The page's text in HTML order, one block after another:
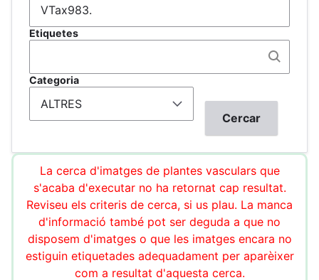
Etiquetes
Categoria
La cerca d'imatges de plantes vasculars que
s'acaba d'executar no ha retornat cap resultat.
Reviseu els criteris de cerca, si us plau. La manca
d'informació també pot ser deguda a que no
disposem d'imatges o que les imatges encara no
estiguin etiquetades adequadament per aparèixer
com a resultat d'aquesta cerca.